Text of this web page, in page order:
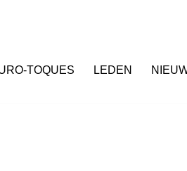
TOQUES LEDEN